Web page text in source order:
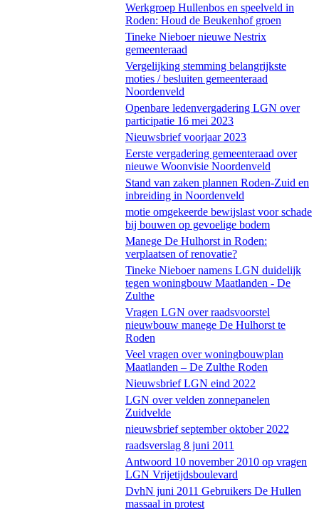
Werkgroep Hullenbos en speelveld in
Roden: Houd de Beukenhof groen
Tineke Nieboer nieuwe Nestrix
gemeenteraad
Vergelijking stemming belangrijkste
moties / besluiten gemeenteraad
Noordenveld
Openbare ledenvergadering LGN over
participatie 16 mei 2023
Nieuwsbrief voorjaar 2023
Eerste vergadering gemeenteraad over
nieuwe Woonvisie Noordenveld
Stand van zaken plannen Roden-Zuid en
inbreiding in Noordenveld
motie omgekeerde bewijslast voor schade
bij bouwen op gevoelige bodem
Manege De Hulhorst in Roden:
verplaatsen of renovatie?
Tineke Nieboer namens LGN duidelijk
tegen woningbouw Maatlanden - De
Zulthe
Vragen LGN over raadsvoorstel
nieuwbouw manege De Hulhorst te
Roden
Veel vragen over woningbouwplan
Maatlanden – De Zulthe Roden
Nieuwsbrief LGN eind 2022
LGN over velden zonnepanelen
Zuidvelde
nieuwsbrief september oktober 2022
raadsverslag 8 juni 2011
Antwoord 10 november 2010 op vragen
LGN Vrijetijdsboulevard
DvhN juni 2011 Gebruikers De Hullen
massaal in protest